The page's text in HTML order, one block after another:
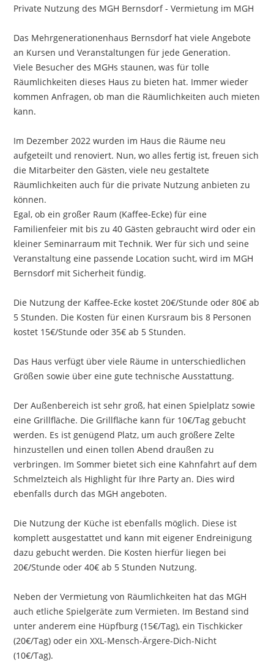
Private Nutzung des MGH Bernsdorf - Vermietung im MGH
Das Mehrgenerationenhaus Bernsdorf hat viele Angebote
an Kursen und Veranstaltungen für jede Generation.
Viele Besucher des MGHs staunen, was für tolle
Räumlichkeiten dieses Haus zu bieten hat. Immer wieder
kommen Anfragen, ob man die Räumlichkeiten auch mieten
kann.
Im Dezember 2022 wurden im Haus die Räume neu
aufgeteilt und renoviert. Nun, wo alles fertig ist, freuen sich
die Mitarbeiter den Gästen, viele neu gestaltete
Räumlichkeiten auch für die private Nutzung anbieten zu
können.
Egal, ob ein großer Raum (Kaffee-Ecke) für eine
Familienfeier mit bis zu 40 Gästen gebraucht wird oder ein
kleiner Seminarraum mit Technik. Wer für sich und seine
Veranstaltung eine passende Location sucht, wird im MGH
Bernsdorf mit Sicherheit fündig.
Die Nutzung der Kaffee-Ecke kostet 20€/Stunde oder 80€ ab
5 Stunden. Die Kosten für einen Kursraum bis 8 Personen
kostet 15€/Stunde oder 35€ ab 5 Stunden.
Das Haus verfügt über viele Räume in unterschiedlichen
Größen sowie über eine gute technische Ausstattung.
Der Außenbereich ist sehr groß, hat einen Spielplatz sowie
eine Grillfläche. Die Grillfläche kann für 10€/Tag gebucht
werden. Es ist genügend Platz, um auch größere Zelte
hinzustellen und einen tollen Abend draußen zu
verbringen. Im Sommer bietet sich eine Kahnfahrt auf dem
Schmelzteich als Highlight für Ihre Party an. Dies wird
ebenfalls durch das MGH angeboten.
Die Nutzung der Küche ist ebenfalls möglich. Diese ist
komplett ausgestattet und kann mit eigener Endreinigung
dazu gebucht werden. Die Kosten hierfür liegen bei
20€/Stunde oder 40€ ab 5 Stunden Nutzung.
Neben der Vermietung von Räumlichkeiten hat das MGH
auch etliche Spielgeräte zum Vermieten. Im Bestand sind
unter anderem eine Hüpfburg (15€/Tag), ein Tischkicker
(20€/Tag) oder ein XXL-Mensch-Ärgere-Dich-Nicht
(10€/Tag).